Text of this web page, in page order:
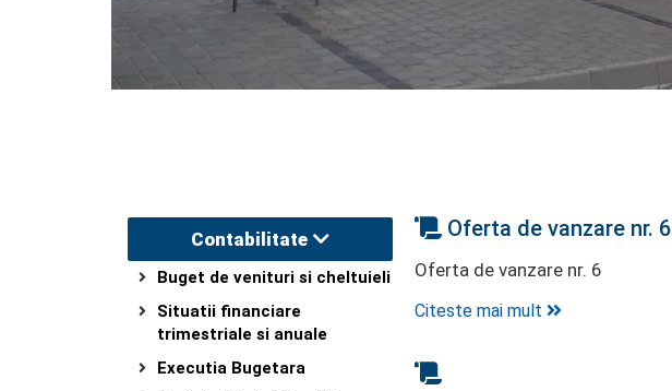
Contabilitate
Buget de venituri si cheltuieli
Situatii financiare
trimestriale si anuale
Executia Bugetara
Oferta de vanzare nr. 6
Oferta de vanzare nr. 6
Citeste mai mult